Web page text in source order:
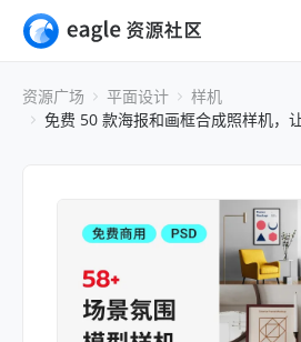
资源广场 平面设计
样机
免费 50 款海报和画框合成照样机，